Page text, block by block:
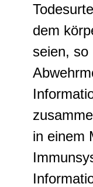
dem
seien, so
in einem